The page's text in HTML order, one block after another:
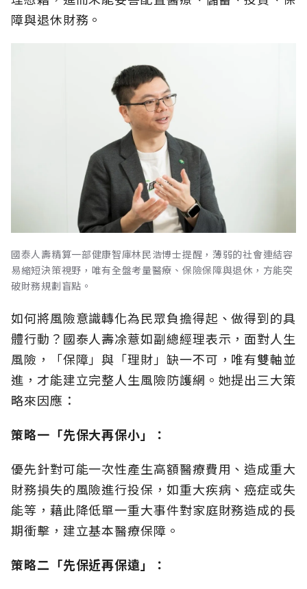
障與退休財務。
國泰人壽精算一部健康智庫林民浩博士提醒，薄弱的社會連結容
易縮短決策視野，唯有全盤考量醫療、保險保障與退休，方能突
破財務規劃盲點。
如何將風險意識轉化為民眾負擔得起、做得到的具
體行動？國泰人壽凃薏如副總經理表示，面對人生
風險，「保障」與「理財」缺一不可，唯有雙軸並
進，才能建立完整人生風險防護網。她提出三大策
略來因應：
策略一「先保大再保小」：
優先針對可能一次性產生高額醫療費用、造成重大
財務損失的風險進行投保，如重大疾病、癌症或失
能等，藉此降低單一重大事件對家庭財務造成的長
期衝擊，建立基本醫療保障。
策略二「先保近再保遠」：